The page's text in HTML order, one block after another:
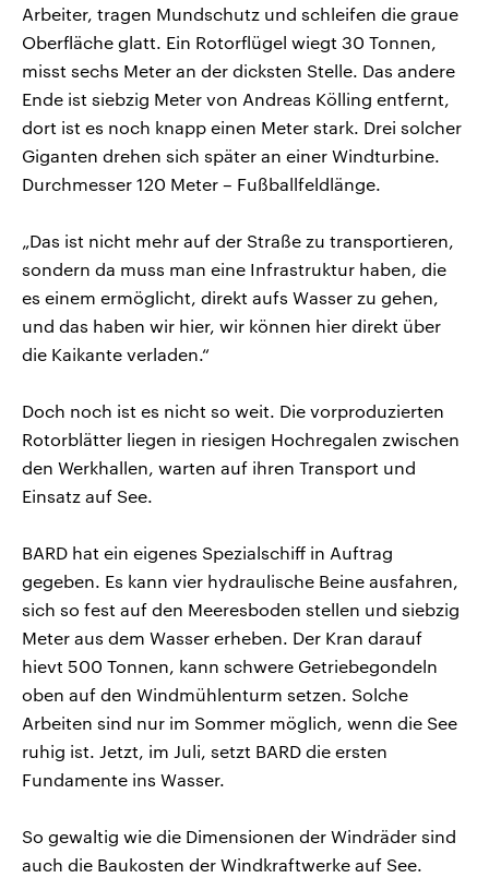
Arbeiter, tragen Mundschutz und schleifen die graue
Oberfläche glatt. Ein Rotorflügel wiegt 30 Tonnen,
misst sechs Meter an der dicksten Stelle. Das andere
Ende ist siebzig Meter von Andreas Kölling entfernt,
dort ist es noch knapp einen Meter stark. Drei solcher
Giganten drehen sich später an einer Windturbine.
Durchmesser 120 Meter – Fußballfeldlänge.
„Das ist nicht mehr auf der Straße zu transportieren,
sondern da muss man eine Infrastruktur haben, die
es einem ermöglicht, direkt aufs Wasser zu gehen,
und das haben wir hier, wir können hier direkt über
die Kaikante verladen.“
Doch noch ist es nicht so weit. Die vorproduzierten
Rotorblätter liegen in riesigen Hochregalen zwischen
den Werkhallen, warten auf ihren Transport und
Einsatz auf See.
BARD hat ein eigenes Spezialschiff in Auftrag
gegeben. Es kann vier hydraulische Beine ausfahren,
sich so fest auf den Meeresboden stellen und siebzig
Meter aus dem Wasser erheben. Der Kran darauf
hievt 500 Tonnen, kann schwere Getriebegondeln
oben auf den Windmühlenturm setzen. Solche
Arbeiten sind nur im Sommer möglich, wenn die See
ruhig ist. Jetzt, im Juli, setzt BARD die ersten
Fundamente ins Wasser.
So gewaltig wie die Dimensionen der Windräder sind
auch die Baukosten der Windkraftwerke auf See.